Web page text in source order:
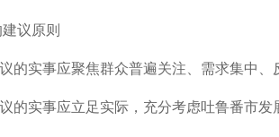
议原则
的实事应聚焦群众普遍关注、需求集中
的实事应立足实际，充分考虑吐鲁番市发